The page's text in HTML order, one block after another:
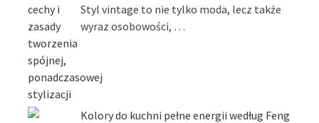
Styl vintage to nie tylko moda, lecz także
wyraz osobowości, …
Kolory do kuchni pełne energii według Feng